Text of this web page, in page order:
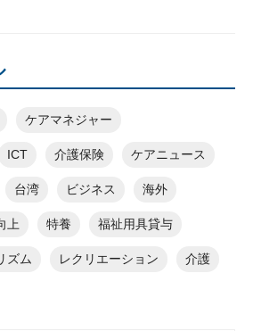
ケアマネジャー
ICT 介護保険 ケアニュース
台湾 ビジネス 海外
上 特養 福祉用具貸与
ズム レクリエーション 介護